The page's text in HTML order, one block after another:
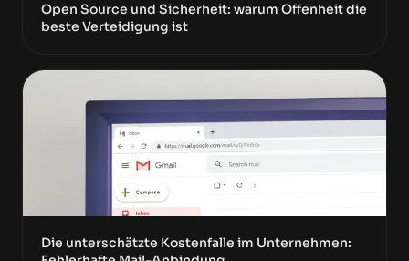
Open Source und Sicherheit: warum Offenheit die
beste Verteidigung ist
Die unterschätzte Kostenfalle im Unternehmen: